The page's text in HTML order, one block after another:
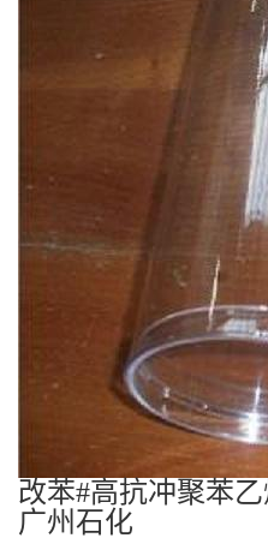
改苯#高抗冲聚苯
广州石化